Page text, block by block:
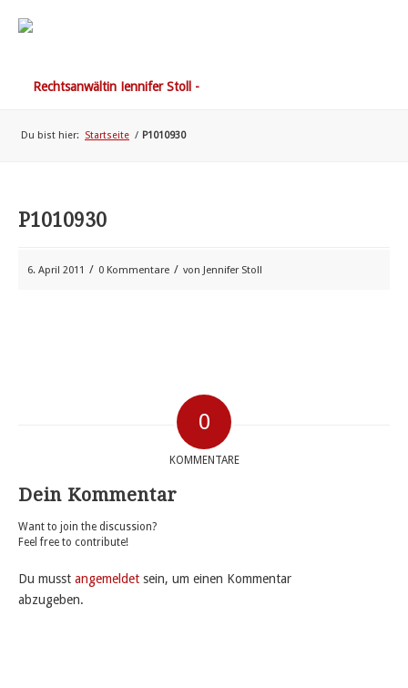
Du bist hier: Startseite / P1010930
P1010930
6. April 2011 / 0 Kommentare / von Jennifer Stoll
0
KOMMENTARE
Dein Kommentar
Want to join the discussion?
Feel free to contribute!
Du musst angemeldet sein, um einen Kommentar
abzugeben.